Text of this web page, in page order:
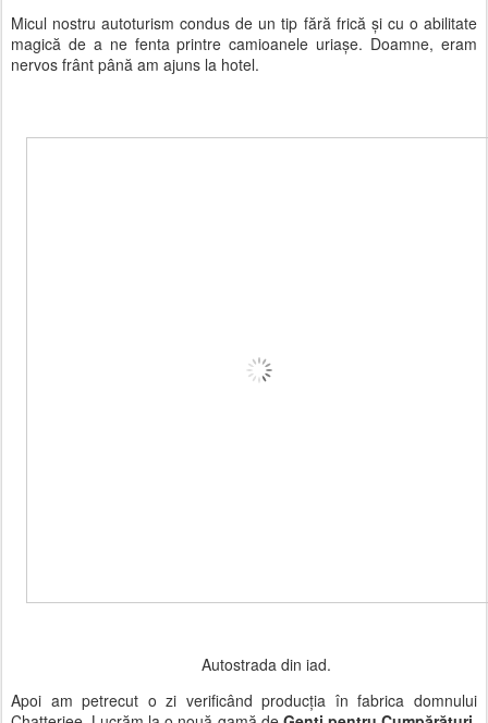
Micul nostru autoturism condus de un tip fără frică și cu o abilitate
magică de a ne fenta printre camioanele uriașe. Doamne, eram
nervos frânt până am ajuns la hotel.
Autostrada din iad.
Apoi am petrecut o zi verificând producția în fabrica domnului